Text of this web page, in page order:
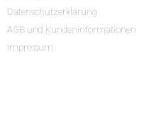
Datenschutzerklärung
AGB und Kundeninformationen
Impressum